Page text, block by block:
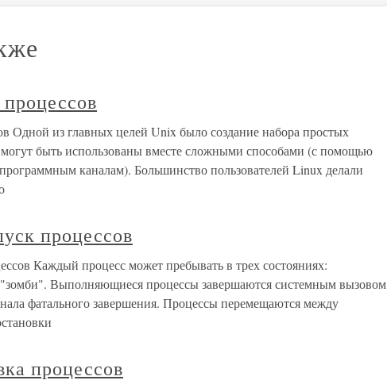
Одной из главных целей Unix было создание набора простых
быть использованы вместе сложными способами (с помощью
каналам). Большинство пользователей Linux делали
процессов
Каждый процесс может пребывать в трех состояниях:
Выполняющиеся процессы завершаются системным вызовом
фатального завершения. Процессы перемещаются между
процессов